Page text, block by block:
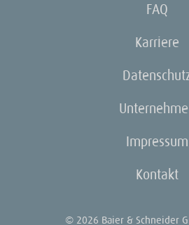
FAQ
Karriere
Impressum
Kontakt
© 2026 Baier & Schneider